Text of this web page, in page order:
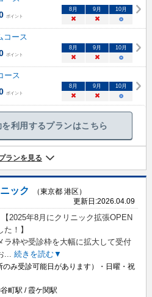
ポイント
8 月 9 月 10月
× × ○
コース
ポイント
8 月 9 月 10月
× × ○
ース
ポイント
8 月 9 月 10月
× × ○
利用するプランはこちら
ランを見る
ック
（東京都 港区）
更新日:2026.04.09
【2025年8月にクリニック拡張OPEN
た！】
ラ枠や受診枠を大幅に拡大して受付
続きを読む▼
み受診可能日があります）・日曜・祝
町駅 / 霞ケ関駅